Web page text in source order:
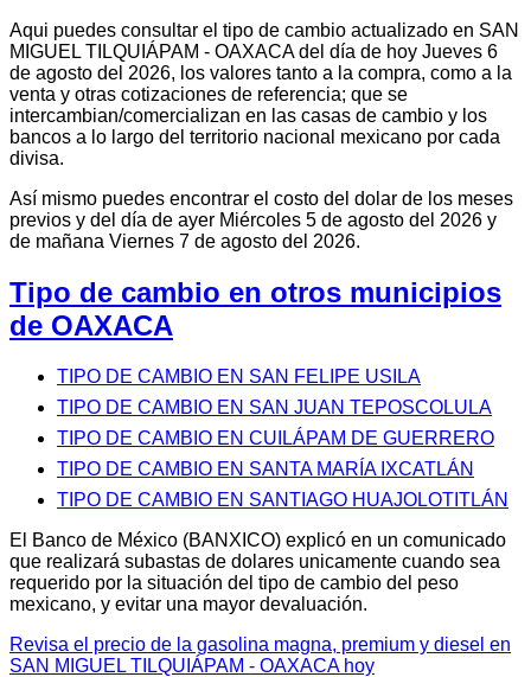
Aqui puedes consultar el tipo de cambio actualizado en SAN
MIGUEL TILQUIÁPAM - OAXACA del día de hoy Jueves 6
de agosto del 2026, los valores tanto a la compra, como a la
venta y otras cotizaciones de referencia; que se
intercambian/comercializan en las casas de cambio y los
bancos a lo largo del territorio nacional mexicano por cada
divisa.
Así mismo puedes encontrar el costo del dolar de los meses
previos y del día de ayer Miércoles 5 de agosto del 2026 y
de mañana Viernes 7 de agosto del 2026.
Tipo de cambio en otros municipios
de OAXACA
TIPO DE CAMBIO EN SAN FELIPE USILA
TIPO DE CAMBIO EN SAN JUAN TEPOSCOLULA
TIPO DE CAMBIO EN CUILÁPAM DE GUERRERO
TIPO DE CAMBIO EN SANTA MARÍA IXCATLÁN
TIPO DE CAMBIO EN SANTIAGO HUAJOLOTITLÁN
El Banco de México (BANXICO) explicó en un comunicado
que realizará subastas de dolares unicamente cuando sea
requerido por la situación del tipo de cambio del peso
mexicano, y evitar una mayor devaluación.
Revisa el precio de la gasolina magna, premium y diesel en
SAN MIGUEL TILQUIÁPAM - OAXACA hoy